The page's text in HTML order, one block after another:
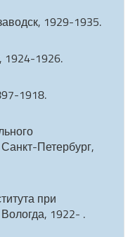
1929-1935.
1924-1926.
1918.
Петербург,
при
1922- .